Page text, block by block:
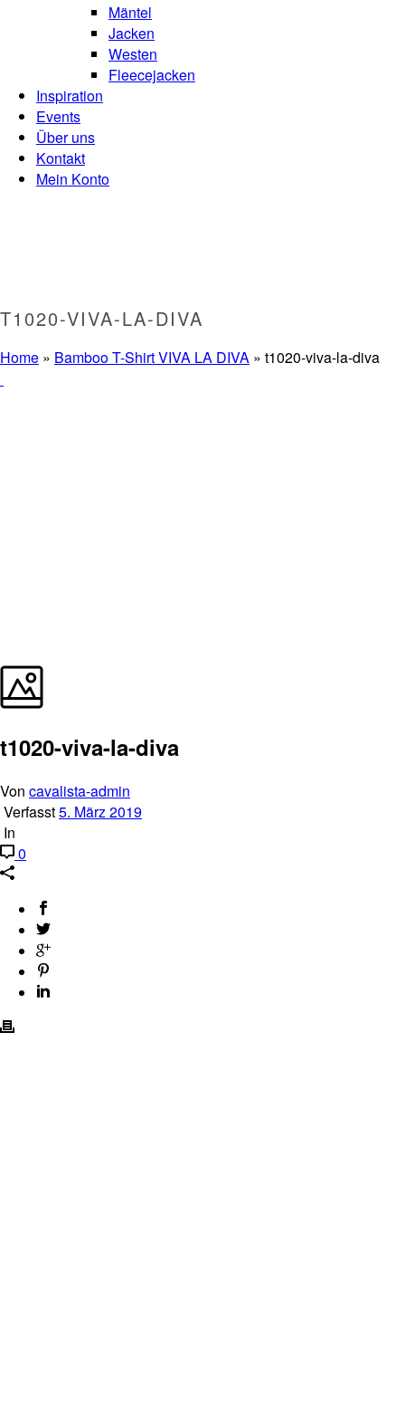
Mäntel
Jacken
Westen
Fleecejacken
Inspiration
Events
Über uns
Kontakt
Mein Konto
T1020-VIVA-LA-DIVA
Home » Bamboo T-Shirt VIVA LA DIVA » t1020-viva-la-diva
t1020-viva-la-diva
Von cavalista-admin
Verfasst5. März 2019
In
0